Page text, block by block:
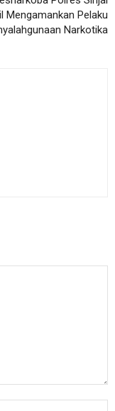
Mengamankan Pelaku
Narkotika